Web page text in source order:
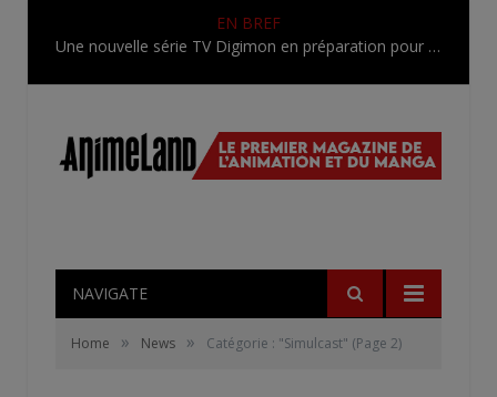
EN BREF
Une nouvelle série TV Digimon en préparation pour 2027
NAVIGATE
Home » News » Catégorie : "Simulcast" (Page 2)